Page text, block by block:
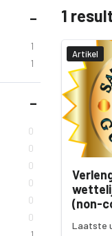
1
1
0
0
0
0
0
0
1
Artikel
(non-
Laatste